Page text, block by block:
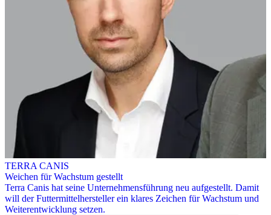
TERRA CANIS
Weichen für Wachstum gestellt
Terra Canis hat seine Unternehmensführung neu aufgestellt. Damit
will der Futtermittelhersteller ein klares Zeichen für Wachstum und
Weiterentwicklung setzen.